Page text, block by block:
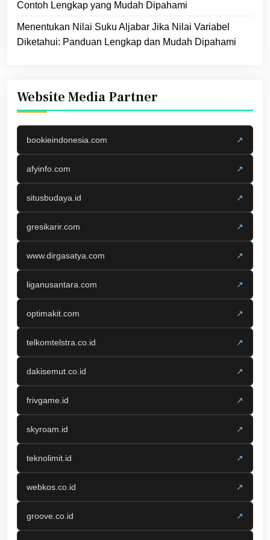
Contoh Lengkap yang Mudah Dipahami
Menentukan Nilai Suku Aljabar Jika Nilai Variabel
Diketahui: Panduan Lengkap dan Mudah Dipahami
Website Media Partner
bookieindonesia.com ↗
afyinfo.com ↗
situsbudaya.id ↗
gresikarir.com ↗
www.dirgasatya.com ↗
liganusantara.com ↗
optimakit.com ↗
telkomtelstra.co.id ↗
dakisemut.co.id ↗
frivgame.id ↗
skyroam.id ↗
teknolimit.id ↗
webkos.co.id ↗
groove.co.id ↗